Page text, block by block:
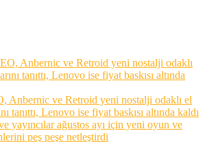
Anbernic ve Retroid yeni nostalji odaklı el
tanıttı, Lenovo ise fiyat baskısı altında kaldı